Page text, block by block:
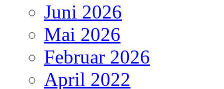
Juni 2026
Mai 2026
Februar 2026
April 2022